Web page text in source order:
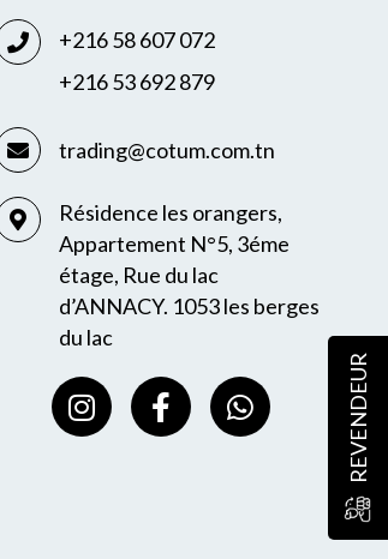
+216 58 607 072
+216 53 692 879
trading@cotum.com.tn
Résidence les orangers,
Appartement N°5, 3éme
étage, Rue du lac
d’ANNACY. 1053 les berges
du lac
I
n
F
a
W
h
REVENDEUR